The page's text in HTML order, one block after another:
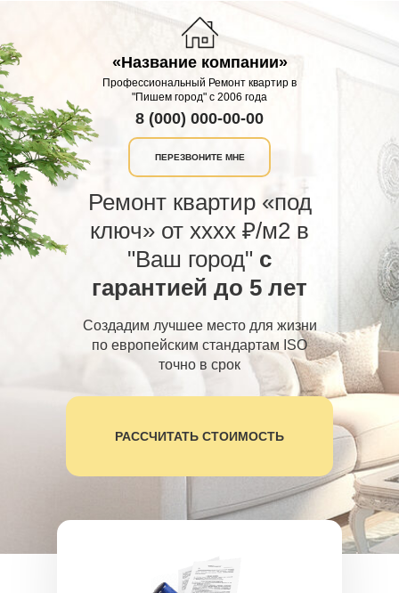
«Название компании»
Профессиональный Ремонт квартир в
"Пишем город" с 2006 года
8 (000) 000-00-00
ПЕРЕЗВОНИТЕ МНЕ
Ремонт квартир «под
ключ» от xxxx ₽/м2 в
"Ваш город" с
гарантией до 5 лет
Создадим лучшее место для жизни
по европейским стандартам ISO
точно в срок
РАССЧИТАТЬ СТОИМОСТЬ